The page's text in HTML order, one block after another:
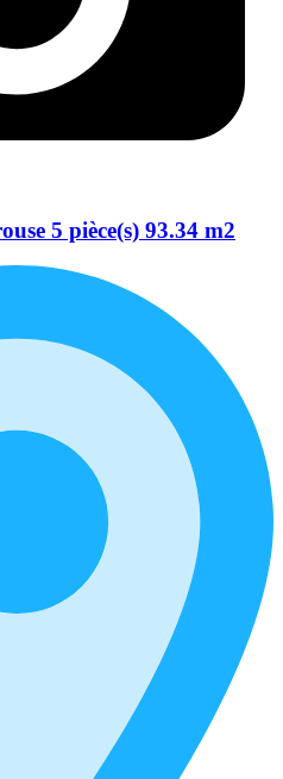
5 pièce(s) 93.34 m2